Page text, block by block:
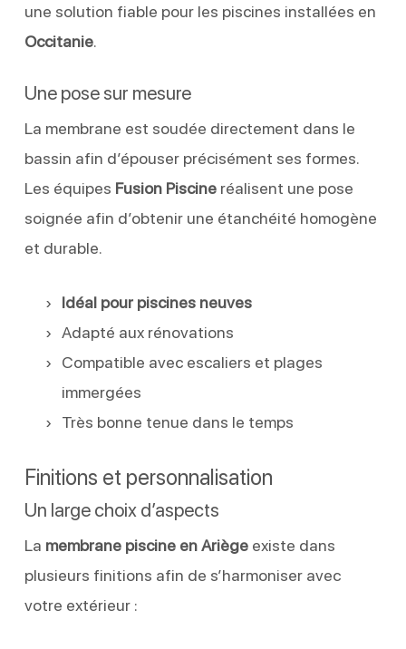
une solution fiable pour les piscines installées en
Occitanie.
Une pose sur mesure
La membrane est soudée directement dans le
bassin afin d’épouser précisément ses formes.
Les équipes Fusion Piscineréalisent une pose
soignée afin d’obtenir une étanchéité homogène
et durable.
Idéal pour piscines neuves
Adapté aux rénovations
Compatible avec escaliers et plages
immergées
Très bonne tenue dans le temps
Finitions et personnalisation
Un large choix d’aspects
La membrane piscine en Ariègeexiste dans
plusieurs finitions afin de s’harmoniser avec
votre extérieur :